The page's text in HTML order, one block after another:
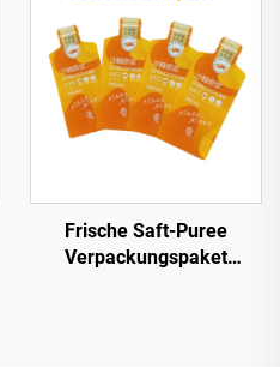
Beutel, hitzeversiegelbar,
Hundefutter-
Verpackungsbeutel mit
Sichtfenster
Frische Saft-Puree
Verpackungspaket